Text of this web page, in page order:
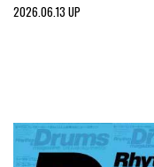
2026.06.13 UP